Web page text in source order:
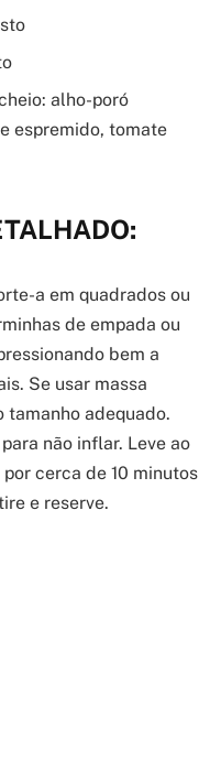
alho-poró
espremido, tomate
a em quadrados ou
de empada ou
bem a
Se usar massa
adequado.
não inflar. Leve ao
cerca de 10 minutos
e reserve.